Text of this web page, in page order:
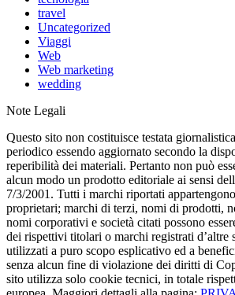
travel
Uncategorized
Viaggi
Web
Web marketing
wedding
Note Legali
Questo sito non costituisce testata
periodico essendo aggiornato secondo la
reperibilità dei materiali. Pertanto non può
alcun modo un prodotto editoriale ai sensi
7/3/2001. Tutti i marchi riportati
proprietari; marchi di terzi, nomi di prodotti,
nomi corporativi e società citati possono
dei rispettivi titolari o marchi registrati d’altre
utilizzati a puro scopo esplicativo ed a
senza alcun fine di violazione dei diritti di
sito utilizza solo cookie tecnici, in totale